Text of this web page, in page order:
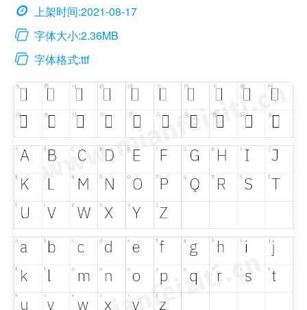
上架时间:2021-08-17
字体大小:2.36MB
字体格式:ttf